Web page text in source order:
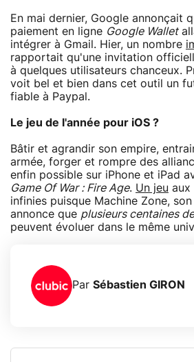
En mai dernier, Google annonçait
paiement en ligne Google Wallet
intégrer à Gmail. Hier, un nombre
rapportait qu'une invitation
à quelques utilisateurs chanceux.
voit bel et bien dans cet outil un
fiable à Paypal.
Le jeu de l'année pour iOS ?
Bâtir et agrandir son empire,
armée, forger et rompre des
enfin possible sur iPhone et iPad
Game Of War : Fire Age. Un jeu aux
infinies puisque Machine Zone,
annonce que plusieurs centaines
peuvent évoluer dans le même
Par Sébastien GIRON